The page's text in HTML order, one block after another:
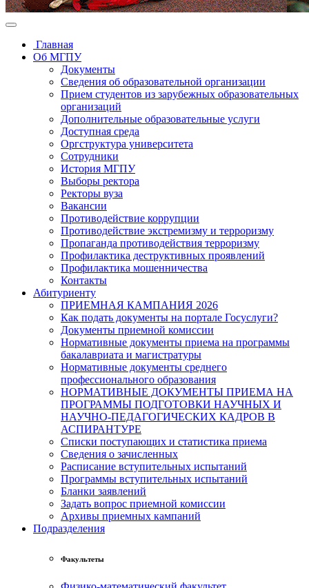
Главная
Об МГПУ
Документы
Сведения об образовательной организации
Прием студентов из зарубежных образовательных
организаций
Дополнительные образовательные услуги
Доступная среда
Оргструктура университета
Сотрудники
История МГПУ
Выборы ректора
Ректоры вуза
Вакансии
Противодействие коррупции
Противодействие экстремизму и терроризму
Пропаганда противодействия терроризму
Профилактика деструктивных проявлений
Профилактика мошенничества
Контакты
Абитуриенту
ПРИЕМНАЯ КАМПАНИЯ 2026
Как подать документы на портале Госуслуги?
Документы приемной комиссии
Нормативные документы приема на программы
бакалавриата и магистратуры
Нормативные документы среднего
профессионального образования
НОРМАТИВНЫЕ ДОКУМЕНТЫ ПРИЕМА НА
ПРОГРАММЫ ПОДГОТОВКИ НАУЧНЫХ И
НАУЧНО-ПЕДАГОГИЧЕСКИХ КАДРОВ В
АСПИРАНТУРЕ
Списки поступающих и статистика приема
Сведения о зачисленных
Расписание вступительных испытаний
Программы вступительных испытаний
Бланки заявлений
Задать вопрос приемной комиссии
Архивы приемных кампаний
Подразделения
Факультеты